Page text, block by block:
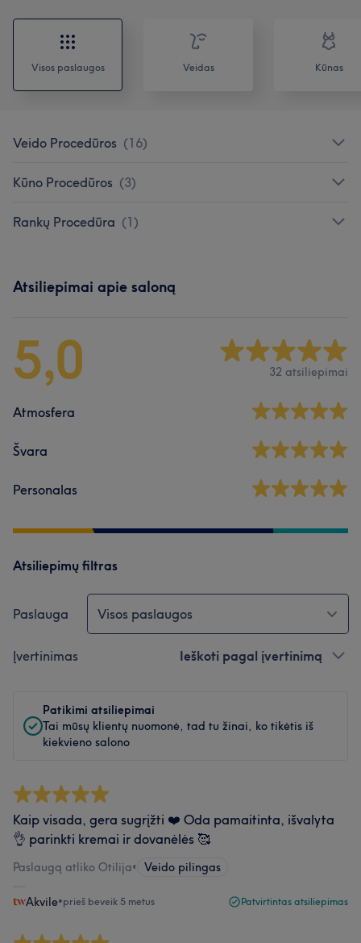
Visos paslaugos Veidas Kūnas
Veido Procedūros (16)
Kūno Procedūros (3)
Rankų Procedūra (1)
Atsiliepimai apie saloną
5,0 32 atsiliepimai
Atmosfera
Švara
Personalas
Atsiliepimų filtras
Paslauga Visos paslaugos
Įvertinimas Ieškoti pagal įvertinimą
Patikimi atsiliepimai
Tai mūsų klientų nuomonė, tad tu žinai, ko tikėtis iš
kiekvieno salono
Kaip visada, gera sugrįžti ❤️ Oda pamaitinta, išvalyta
👌 parinkti kremai ir dovanėlės 🥰
Paslaugą atliko Otilija• Veido pilingas
Akvile•prieš beveik 5 metus Patvirtintas atsiliepimas